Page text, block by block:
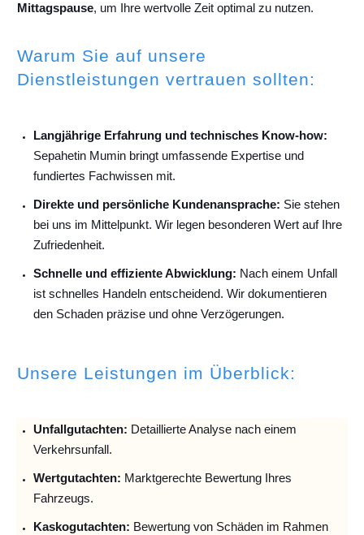
Mittagspause, um Ihre wertvolle Zeit optimal zu nutzen.
Warum Sie auf unsere
Dienstleistungen vertrauen sollten:
Langjährige Erfahrung und technisches Know-how:
Sepahetin Mumin bringt umfassende Expertise und
fundiertes Fachwissen mit.
Direkte und persönliche Kundenansprache: Sie stehen
bei uns im Mittelpunkt. Wir legen besonderen Wert auf Ihre
Zufriedenheit.
Schnelle und effiziente Abwicklung: Nach einem Unfall
ist schnelles Handeln entscheidend. Wir dokumentieren
den Schaden präzise und ohne Verzögerungen.
Unsere Leistungen im Überblick:
Unfallgutachten: Detaillierte Analyse nach einem
Verkehrsunfall.
Wertgutachten: Marktgerechte Bewertung Ihres
Fahrzeugs.
Kaskogutachten: Bewertung von Schäden im Rahmen